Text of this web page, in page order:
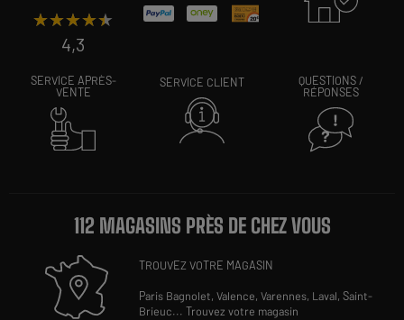
★★★★★
★★★★★
4,3
SERVICE APRÈS-
VENTE
SERVICE CLIENT
QUESTIONS /
RÉPONSES
112 MAGASINS PRÈS DE CHEZ VOUS
TROUVEZ VOTRE MAGASIN
Paris Bagnolet,Valence,Varennes, Laval,Saint-
Brieuc...Trouvez votre magasin